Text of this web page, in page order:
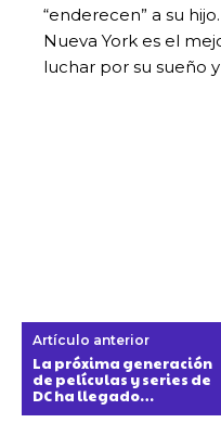
“enderecen” a su
Nueva York es el
luchar por su sueño
Artículo anterior
La próxima generación
de películas y series de
DC ha llegado…